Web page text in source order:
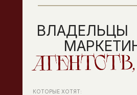
ВЛАДЕЛЬЦЫ
КОТОРЫЕ ХОТЯТ: